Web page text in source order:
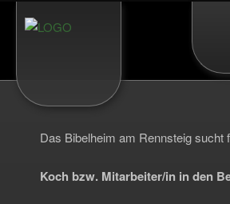
Bibelheim
Das Bibelheim am Rennsteig sucht
Koch bzw. Mitarbeiter/in in den